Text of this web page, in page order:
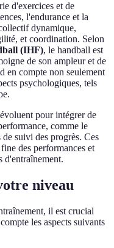
d'exercices et de
l'endurance et la
dynamique,
et coordination. Selon
(IHF), le handball est
de son ampleur et de
en compte non seulement
psychologiques, tels
pour intégrer de
comme le
suivi des progrès. Ces
des performances et
d'entraînement.
niveau
il est crucial
les aspects suivants